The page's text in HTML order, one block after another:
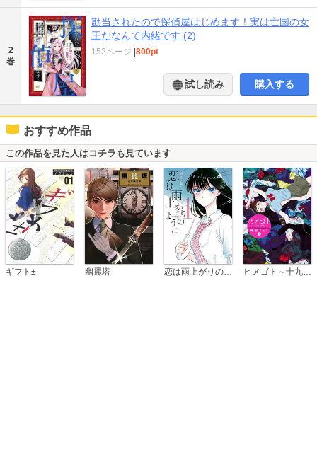
2
巻
勘当されたので探偵屋はじめます！実は亡国の女
王だなんて内緒です (2)
152ページ |800pt
試し読み 購入する
おすすめ作品
この作品を見た人はコチラも見ています
ギフト± 幽麗塔 ヒメゴト～十九歳の制服～